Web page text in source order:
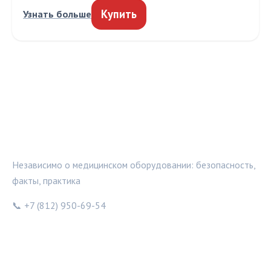
Узнать больше Купить
Независимо о медицинском оборудовании: безопасность,
факты, практика
📞 +7 (812) 950-69-54